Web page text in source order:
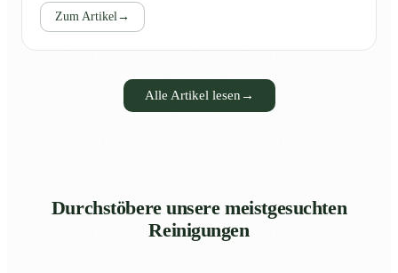
Zum Artikel→
Alle Artikel lesen →
Durchstöbere unsere meistgesuchten
Reinigungen